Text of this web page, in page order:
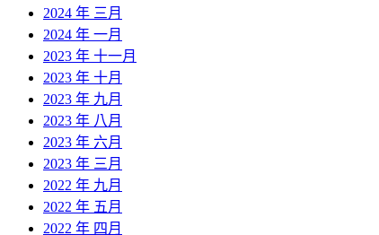
2024 年 三月
2024 年 一月
2023 年 十一月
2023 年 十月
2023 年 九月
2023 年 八月
2023 年 六月
2023 年 三月
2022 年 九月
2022 年 五月
2022 年 四月